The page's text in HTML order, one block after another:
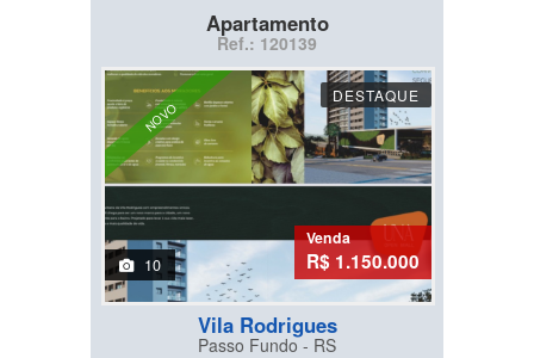
Apartamento
Ref.: 120139
NOVO
DESTAQUE
10
Venda
R$ 1.150.000
Vila Rodrigues
Passo Fundo - RS